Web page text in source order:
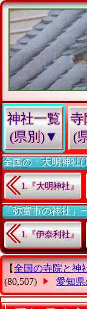
神社一覧
(県別)▼
寺
(
全国の「大明神社
1.『大明神社』
「弥富市の神社」
1.『伊奈利社』
【全国の寺院と神
(80,507)
愛知